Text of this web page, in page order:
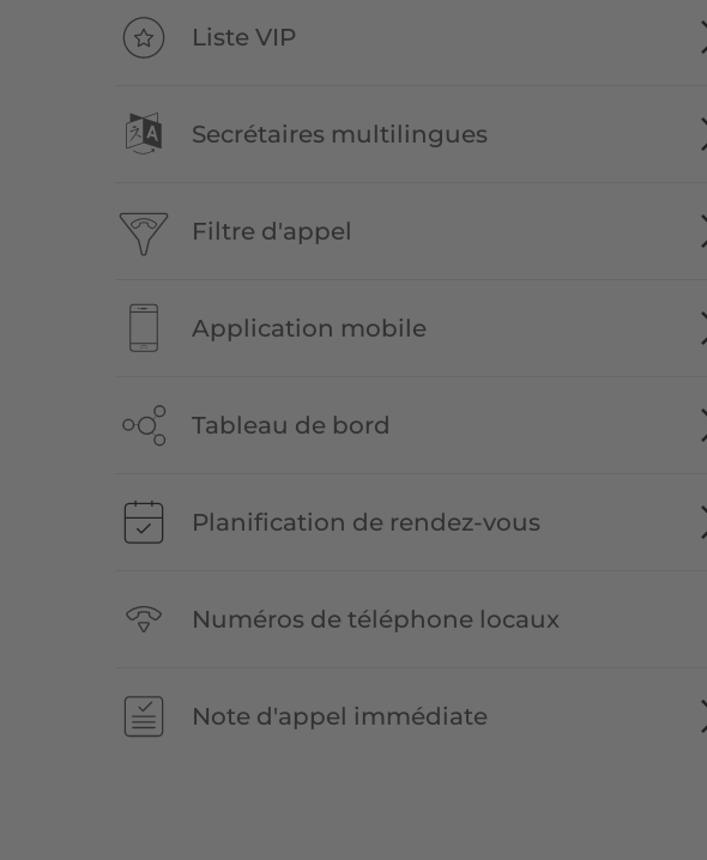
Liste VIP
Secrétaires multilingues
Filtre d'appel
Application mobile
Tableau de bord
Planification de rendez-vous
Numéros de téléphone locaux
Note d'appel immédiate